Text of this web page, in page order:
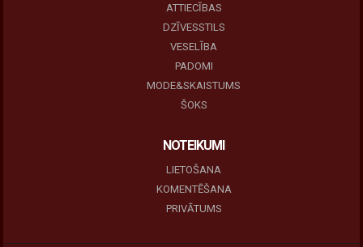
ATTIECĪBAS
DZĪVESSTILS
VESELĪBA
PADOMI
MODE&SKAISTUMS
ŠOKS
NOTEIKUMI
LIETOŠANA
KOMENTĒŠANA
PRIVĀTUMS